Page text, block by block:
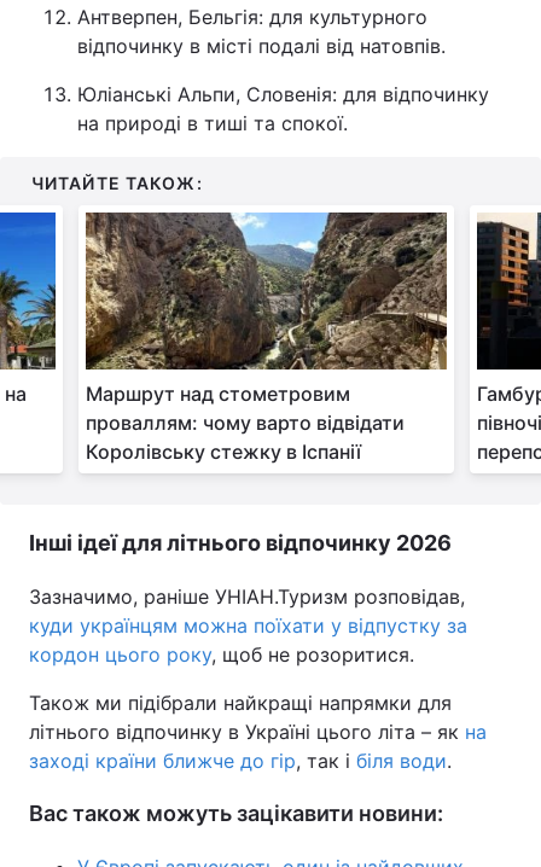
Антверпен, Бельгія: для культурного
відпочинку в місті подалі від натовпів.
Юліанські Альпи, Словенія: для відпочинку
на природі в тиші та спокої.
ЧИТАЙТЕ ТАКОЖ:
Маршрут над стометровим
проваллям: чому варто відвідати
Королівську стежку в Іспанії
Інші ідеї для літнього відпочинку 2026
Зазначимо, раніше УНІАН.Туризм розповідав,
куди українцям можна поїхати у відпустку за
кордон цього року, щоб не розоритися.
Також ми підібрали найкращі напрямки для
літнього відпочинку в Україні цього літа – як на
заході країни ближче до гір, так і біля води.
Вас також можуть зацікавити новини: